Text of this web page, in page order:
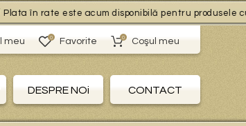
în rate este acum disponibilă pentru produsele cu
meu 0 Favorite 0 Coşul meu
DESPRE NOi CONTACT